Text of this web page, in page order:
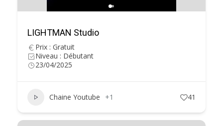
LIGHTMAN Studio
Prix : Gratuit
Niveau : Débutant
23/04/2025
Chaine Youtube +1 41